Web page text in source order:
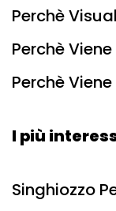
Perchè
Perchè
Perchè
I più
Singhiozzo